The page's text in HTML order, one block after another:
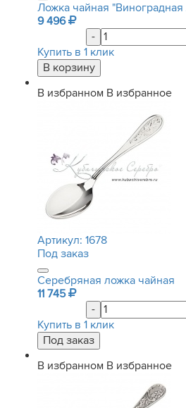
Ложка чайная "Виноградная
9 496
-
Купить в 1 клик
В избранном В избранное
Артикул: 1678
Под заказ
Серебряная ложка чайная
11 745
-
Купить в 1 клик
В избранном В избранное